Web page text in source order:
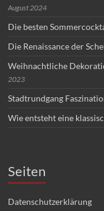
August 2024
Die besten
Die Renaissance der
Weihnachtliche
2023
Stadtrundgang
Wie entsteht eine
Seiten
Datenschutzerklärung